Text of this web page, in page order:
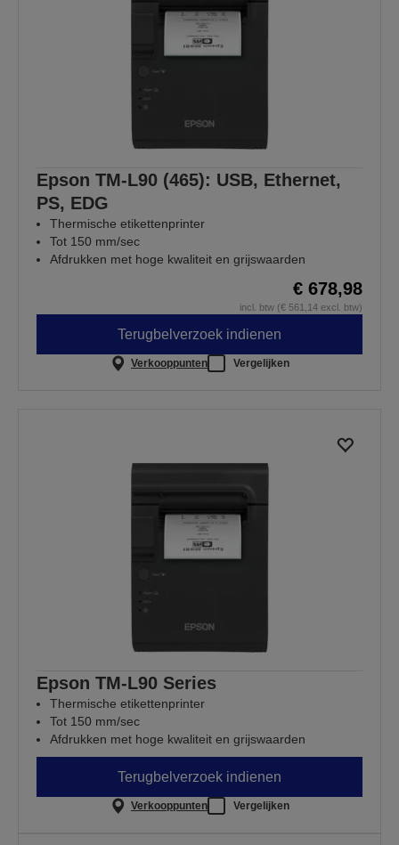
Epson TM-L90 (465): USB, Ethernet,
PS, EDG
Thermische etikettenprinter
Tot 150 mm/sec
Afdrukken met hoge kwaliteit en grijswaarden
€ 678,98
incl. btw (€ 561,14 excl. btw)
Terugbelverzoek indienen
Verkooppunten Vergelijken
Epson TM-L90 Series
Thermische etikettenprinter
Tot 150 mm/sec
Afdrukken met hoge kwaliteit en grijswaarden
Terugbelverzoek indienen
Verkooppunten Vergelijken